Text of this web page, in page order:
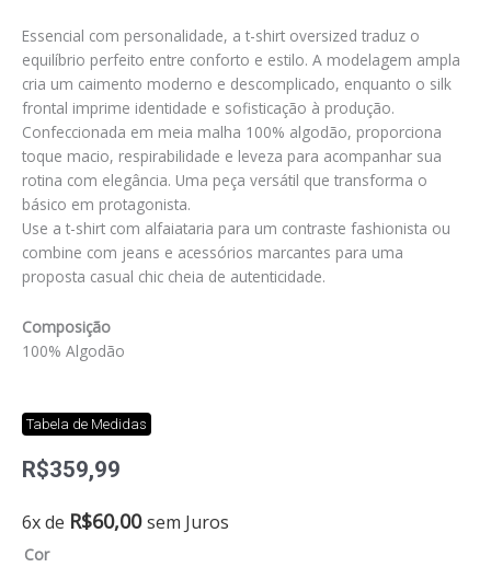
Essencial com personalidade, a t-shirt oversized traduz o
equilíbrio perfeito entre conforto e estilo. A modelagem ampla
cria um caimento moderno e descomplicado, enquanto o silk
frontal imprime identidade e sofisticação à produção.
Confeccionada em meia malha 100% algodão, proporciona
toque macio, respirabilidade e leveza para acompanhar sua
rotina com elegância. Uma peça versátil que transforma o
básico em protagonista.
Use a t-shirt com alfaiataria para um contraste fashionista ou
combine com jeans e acessórios marcantes para uma
proposta casual chic cheia de autenticidade.
Composição
100% Algodão
Tabela de Medidas
R$359,99
6x de R$60,00 sem Juros
Cor
T-
plena